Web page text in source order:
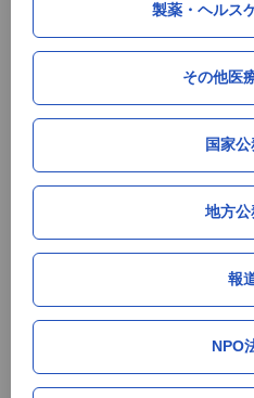
製薬・ヘルス
その他医
国家
地方公
報
NPO
HPV（子宮頸がん）ワク
福井県
サマリー（全世代）
単月
2026年5月
2026年6月 26.6%
サマリー（高校一年生相当）